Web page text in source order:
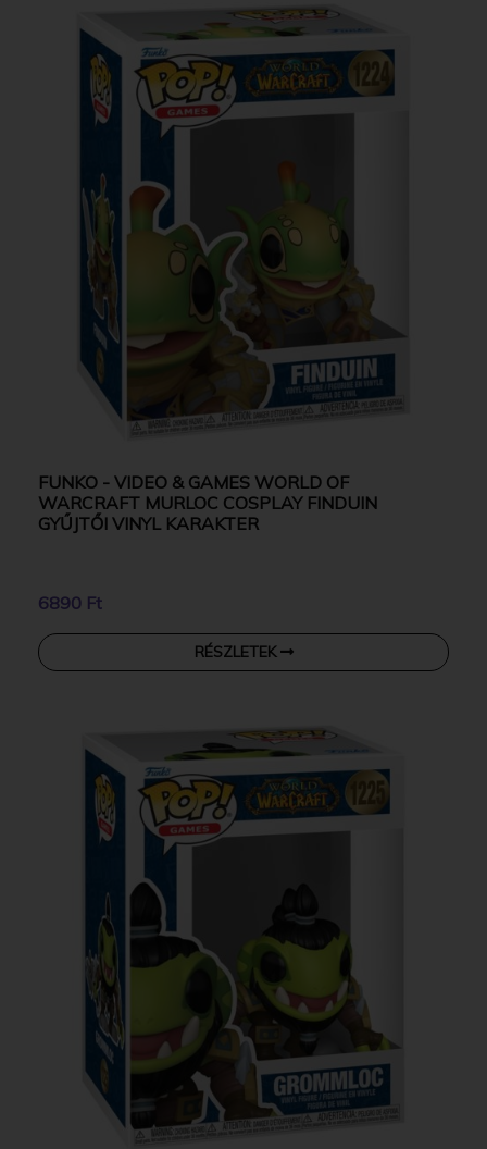
FUNKO - VIDEO & GAMES WORLD OF
WARCRAFT MURLOC COSPLAY FINDUIN
GYŰJTŐI VINYL KARAKTER
6890 Ft
RÉSZLETEK